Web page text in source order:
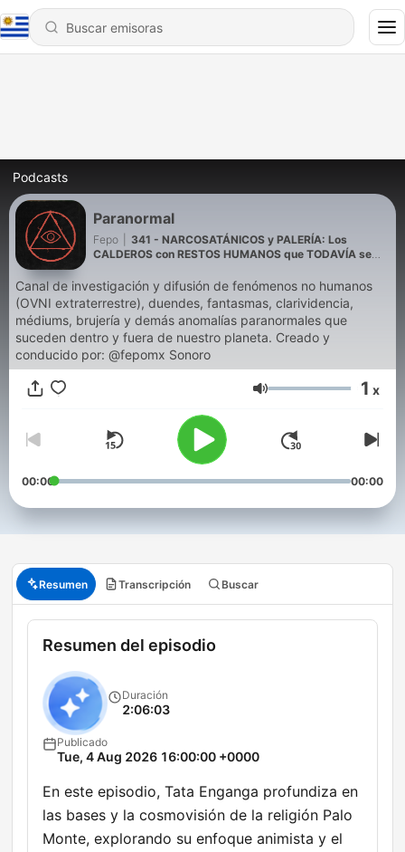
Podcasts
Paranormal
Fepo
341 - NARCOSATÁNICOS y PALERÍA: Los
CALDEROS con RESTOS HUMANOS que TODAVÍA se
Canal de investigación y difusión de fenómenos no humanos
(OVNI extraterrestre), duendes, fantasmas, clarividencia,
médiums, brujería y demás anomalías paranormales que
suceden dentro y fuera de nuestro planeta. Creado y
conducido por: @fepomx Sonoro
Volumen 1 x
00:00 00:00
Resumen Transcripción Buscar
Resumen del episodio
Duración
2:06:03
Publicado
Tue, 4 Aug 2026 16:00:00 +0000
En este episodio, Tata Enganga profundiza en
las bases y la cosmovisión de la religión Palo
Monte, explorando su enfoque animista y el